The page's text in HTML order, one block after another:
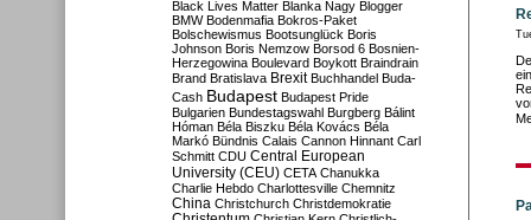
Black Lives Matter Blanka Nagy Blogger
BMW Bodenmafia Bokros-Paket
Bolschewismus Bootsunglück Boris
Johnson Boris Nemzow Borsod 6 Bosnien-
Herzegowina Boulevard Boykott Braindrain
Brand Bratislava Brexit Buchhandel Buda-
Cash Budapest Budapest Pride
Bulgarien Bundestagswahl Burgberg Bálint
Hóman Béla Biszku Béla Kovács Béla
Markó Bündnis Calais Cannon Hinnant Carl
Schmitt CDU Central European
University (CEU) CETA Chanukka
Charlie Hebdo Charlottesville Chemnitz
China Christchurch Christdemokratie